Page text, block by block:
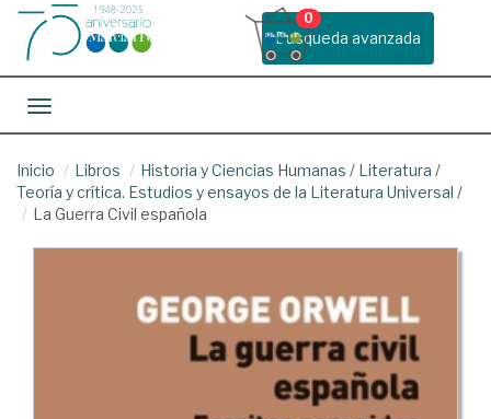
Busqueda avanzada
0
Toggle navigation
Inicio Libros Historia y Ciencias Humanas / Literatura /
Teoría y crítica. Estudios y ensayos de la Literatura Universal /
La Guerra Civil española